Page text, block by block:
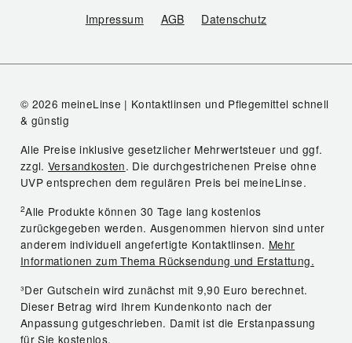
Impressum AGB Datenschutz
© 2026 meineLinse | Kontaktlinsen und Pflegemittel schnell
& günstig
Alle Preise inklusive gesetzlicher Mehrwertsteuer und ggf.
zzgl.Versandkosten. Die durchgestrichenen Preise ohne
UVP entsprechen dem regulären Preis bei meineLinse.
2Alle Produkte können 30 Tage lang kostenlos
zurückgegeben werden. Ausgenommen hiervon sind unter
anderem individuell angefertigte Kontaktlinsen. Mehr
Informationen zum Thema Rücksendung und Erstattung.
³Der Gutschein wird zunächst mit 9,90 Euro berechnet.
Dieser Betrag wird Ihrem Kundenkonto nach der
Anpassung gutgeschrieben. Damit ist die Erstanpassung
für Sie kostenlos.